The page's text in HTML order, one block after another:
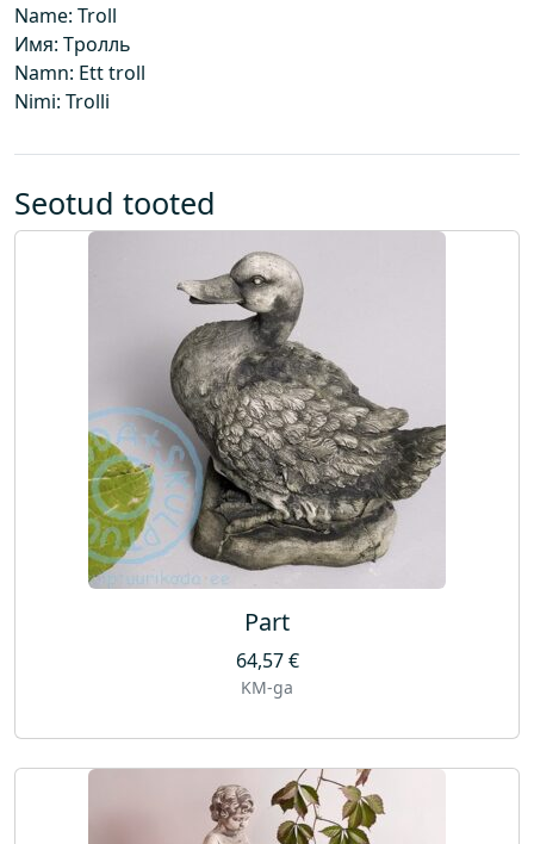
Name: Troll
Имя: Tролль
Namn: Ett troll
Nimi: Trolli
Seotud tooted
Part
64,57€
KM-ga